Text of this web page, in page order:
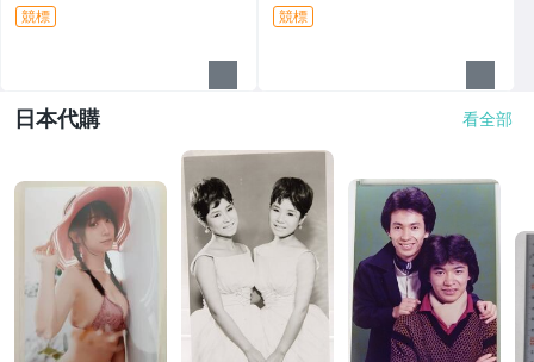
競標 競標
日本代購 看全部